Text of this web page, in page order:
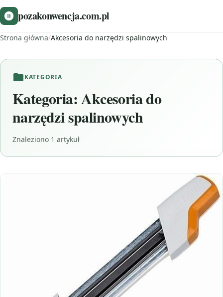
pozakonwencja.com.pl
Strona główna/Akcesoria do narzędzi spalinowych
KATEGORIA
Kategoria:Akcesoria do
narzędzi spalinowych
Znaleziono 1 artykuł